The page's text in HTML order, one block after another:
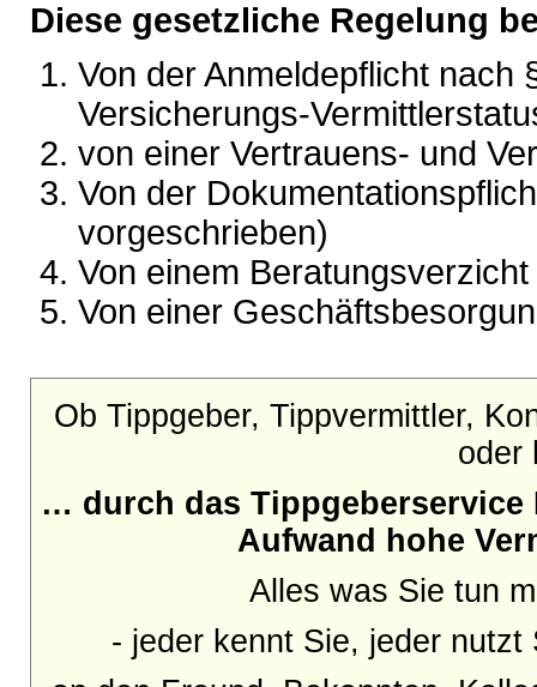
Diese gesetzliche Regelung
Von der Anmeldepflicht nach
Versicherungs-
von einer Vertrauens- und
Von der
vorgeschrieben)
Von einem Beratungsverzicht
Von einer
Ob Tippgeber, Tippvermittler,
oder
… durch das Tippgeberservice
Aufwand hohe
Alles was Sie tun
- jeder kennt Sie, jeder